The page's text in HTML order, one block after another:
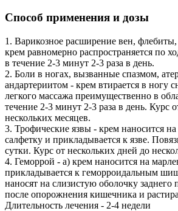
Способ применения и дозы
1. Варикозное расширение вен,
крем равномерно распространяется по
в течение 2-3 минут 2-3 раза в день.
2. Боли в ногах, вызванные спазмом,
андартериитом - крем втирается в ногу
легкого массажа преимущественно в
течение 2-3 минут 2-3 раза в день. Курс
нескольких месяцев.
3. Трофические язвы - крем наносится
салфетку и прикладывается к язве.
сутки. Курс от нескольких дней до
4. Геморрой - а) крем наносится на
прикладывается к геморроидальным
наносят на слизистую оболочку заднего
после опорожнения кишечника и
Длительность лечения - 2-4 недели